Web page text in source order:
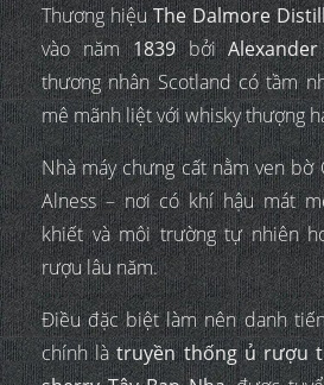
Thương hiệuThe Dalmore
vào năm1839bởi
thương nhân Scotland có tầm
mê mãnh liệt với whisky thượng
Nhà máy chưng cất nằm ven bờ
Alness – nơi có khí hậu mát
khiết và môi trường tự nhiên
rượu lâu năm.
Điều đặc biệt làm nên danh
chính làtruyền thống ủ rượu